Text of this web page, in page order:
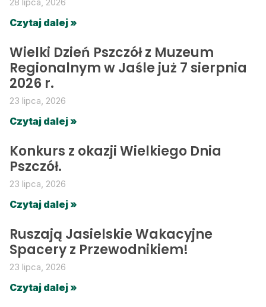
Czytaj dalej »
Wielki Dzień Pszczół z Muzeum
Regionalnym w Jaśle już 7 sierpnia
2026 r.
23 lipca, 2026
Czytaj dalej »
Konkurs z okazji Wielkiego Dnia
Pszczół.
23 lipca, 2026
Czytaj dalej »
Ruszają Jasielskie Wakacyjne
Spacery z Przewodnikiem!
23 lipca, 2026
Czytaj dalej »